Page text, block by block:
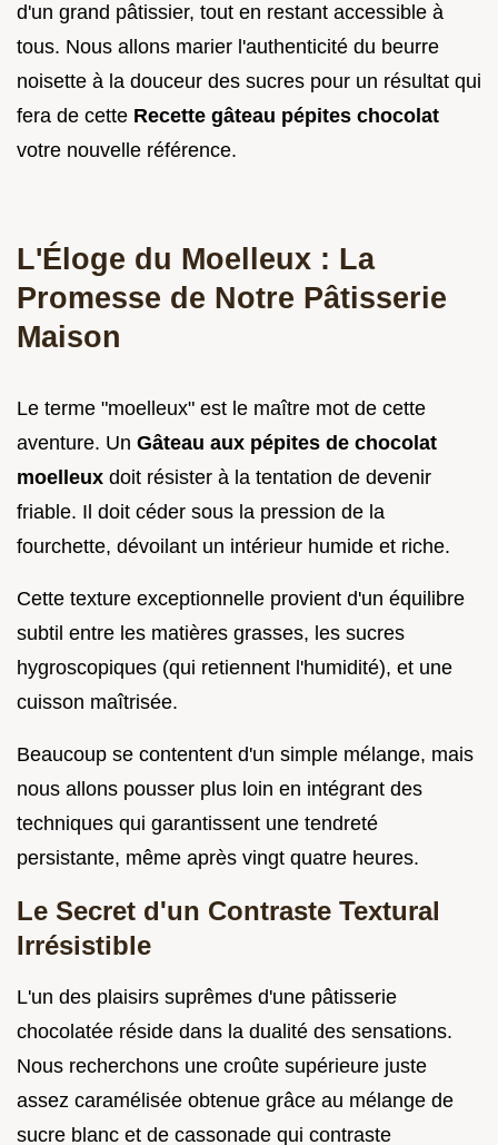
d'un grand pâtissier, tout en restant accessible à
tous. Nous allons marier l'authenticité du beurre
noisette à la douceur des sucres pour un résultat qui
fera de cette Recette gâteau pépites chocolat
votre nouvelle référence.
L'Éloge du Moelleux : La
Promesse de Notre Pâtisserie
Maison
Le terme "moelleux" est le maître mot de cette
aventure. Un Gâteau aux pépites de chocolat
moelleux doit résister à la tentation de devenir
friable. Il doit céder sous la pression de la
fourchette, dévoilant un intérieur humide et riche.
Cette texture exceptionnelle provient d'un équilibre
subtil entre les matières grasses, les sucres
hygroscopiques (qui retiennent l'humidité), et une
cuisson maîtrisée.
Beaucoup se contentent d'un simple mélange, mais
nous allons pousser plus loin en intégrant des
techniques qui garantissent une tendreté
persistante, même après vingt quatre heures.
Le Secret d'un Contraste Textural
Irrésistible
L'un des plaisirs suprêmes d'une pâtisserie
chocolatée réside dans la dualité des sensations.
Nous recherchons une croûte supérieure juste
assez caramélisée obtenue grâce au mélange de
sucre blanc et de cassonade qui contraste